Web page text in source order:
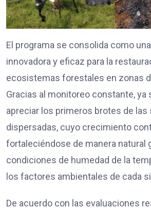
El programa se consolida como
innovadora y eficaz para la
ecosistemas forestales en zonas
Gracias al monitoreo constante, ya
apreciar los primeros brotes de las
dispersadas, cuyo crecimiento
fortaleciéndose de manera natural
condiciones de humedad de la
los factores ambientales de cada
De acuerdo con las evaluaciones